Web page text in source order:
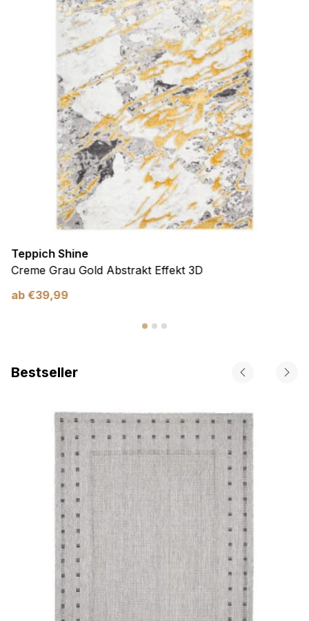
Teppich Shine
Creme Grau Gold Abstrakt Effekt 3D
ab €39,99
Bestseller